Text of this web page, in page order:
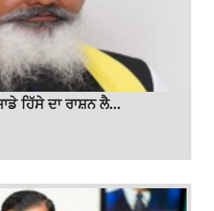
ਹਿੱਸੇ ਦਾ ਰਾਸ਼ਨ ਲੈ...